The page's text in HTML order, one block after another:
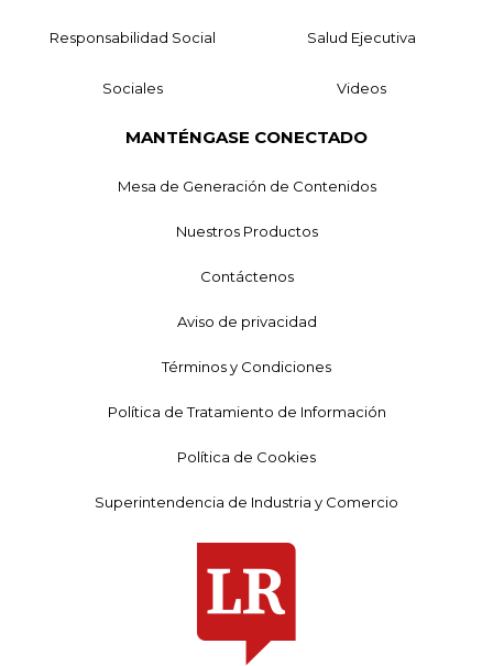
Responsabilidad Social Salud Ejecutiva
Sociales Videos
MANTÉNGASE CONECTADO
Mesa de Generación de Contenidos
Nuestros Productos
Contáctenos
Aviso de privacidad
Términos y Condiciones
Política de Tratamiento de Información
Política de Cookies
Superintendencia de Industria y Comercio